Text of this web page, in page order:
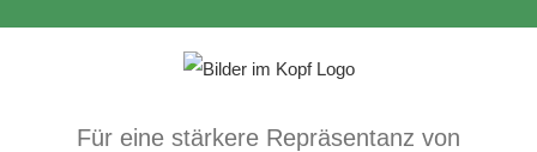
Für eine stärkere Repräsentanz von